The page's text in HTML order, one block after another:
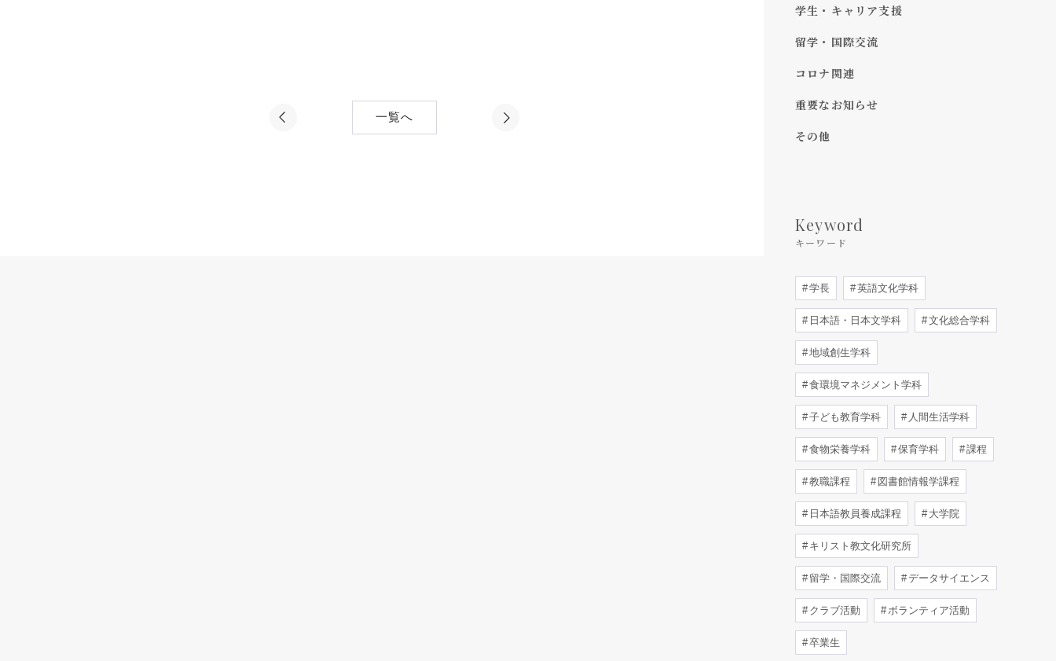
一覧へ
学生・キャリア支援
留学・国際交流
コロナ関連
重要なお知らせ
その他
Keyword
キーワード
学長 英語文化学科
日本語・日本文学科 文化総合学科
地域創生学科
食環境マネジメント学科
子ども教育学科 人間生活学科
食物栄養学科 保育学科 課程
教職課程 図書館情報学課程
日本語教員養成課程 大学院
キリスト教文化研究所
留学・国際交流 データサイエンス
クラブ活動 ボランティア活動
卒業生